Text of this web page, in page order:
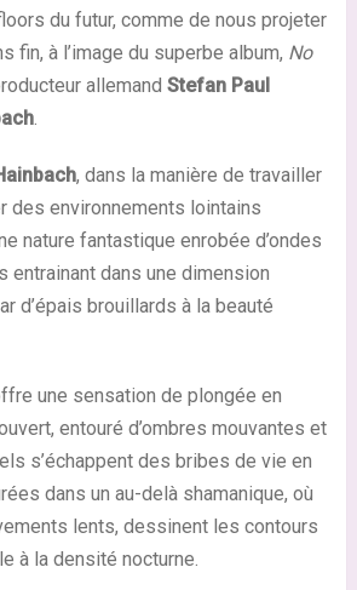
du futur, comme de nous projeter
fin, à l’image du superbe album, No
allemand Stefan Paul
.
, dans la manière de travailler
des environnements lointains
nature fantastique enrobée d’ondes
entrainant dans une dimension
d’épais brouillards à la beauté
une sensation de plongée en
entouré d’ombres mouvantes et
s’échappent des bribes de vie en
dans un au-delà shamanique, où
lents, dessinent les contours
à la densité nocturne.